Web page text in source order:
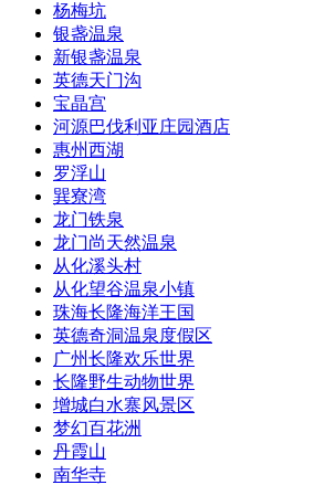
杨梅坑
银盏温泉
新银盏温泉
英德天门沟
宝晶宫
河源巴伐利亚庄园酒店
惠州西湖
罗浮山
巽寮湾
龙门铁泉
龙门尚天然温泉
从化溪头村
从化望谷温泉小镇
珠海长隆海洋王国
英德奇洞温泉度假区
广州长隆欢乐世界
长隆野生动物世界
增城白水寨风景区
梦幻百花洲
丹霞山
南华寺